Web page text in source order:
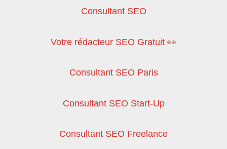
Consultant SEO
Votre rédacteur SEO Gratuit 👀
Consultant SEO Paris
Consultant SEO Start-Up
Consultant SEO Freelance